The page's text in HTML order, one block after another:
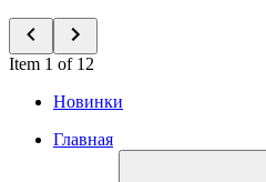
Item 1 of 12
Новинки
Главная